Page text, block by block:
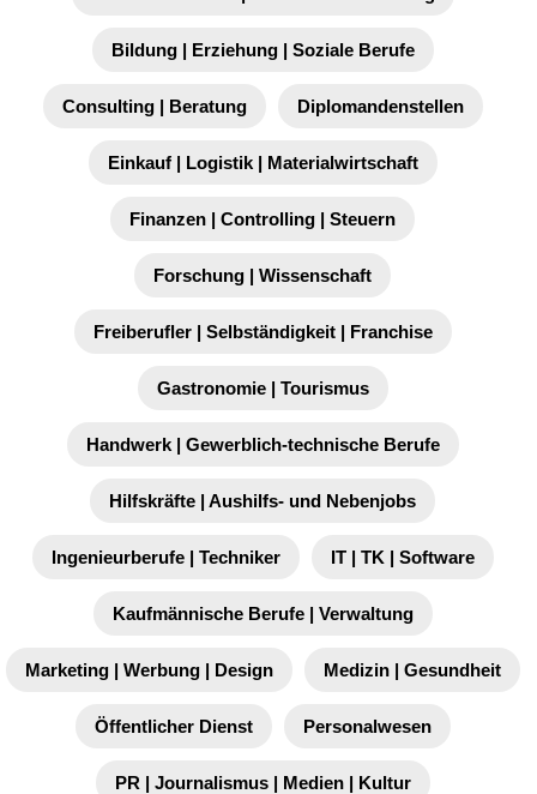
Bildung | Erziehung | Soziale Berufe
Consulting | Beratung Diplomandenstellen
Einkauf | Logistik | Materialwirtschaft
Finanzen | Controlling | Steuern
Forschung | Wissenschaft
Freiberufler | Selbständigkeit | Franchise
Gastronomie | Tourismus
Handwerk | Gewerblich-technische Berufe
Hilfskräfte | Aushilfs- und Nebenjobs
Ingenieurberufe | Techniker IT | TK | Software
Kaufmännische Berufe | Verwaltung
Marketing | Werbung | Design Medizin | Gesundheit
Öffentlicher Dienst Personalwesen
PR | Journalismus | Medien | Kultur